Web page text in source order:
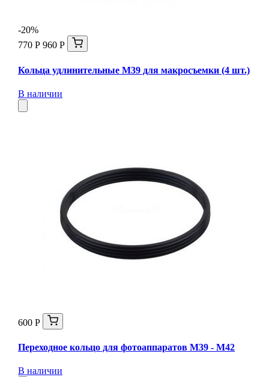
-20%
770 Р 960 Р
Кольца удлинительные М39 для макросъемки (4 шт.)
В наличии
600 Р
Переходное кольцо для фотоаппаратов М39 - М42
В наличии